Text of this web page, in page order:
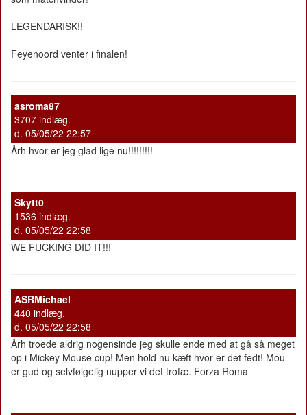
LEGENDARISK!!
Feyenoord venter i finalen!
asroma87
3707 indlæg.
d. 05/05/22 22:57
Årh hvor er jeg glad lige nu!!!!!!!!!
Skytt0
1536 indlæg.
d. 05/05/22 22:58
WE FUCKING DID IT!!!
ASRMichael
440 indlæg.
d. 05/05/22 22:58
Årh troede aldrig nogensinde jeg skulle ende med at gå så meget
op i Mickey Mouse cup! Men hold nu kæft hvor er det fedt! Mou
er gud og selvfølgelig nupper vi det trofæ. Forza Roma